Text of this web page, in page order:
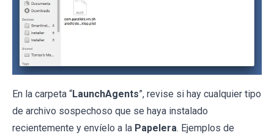
En la carpeta “LaunchAgents”, revise si hay cualquier tipo
de archivo sospechoso que se haya instalado
recientemente y envíelo a la Papelera. Ejemplos de